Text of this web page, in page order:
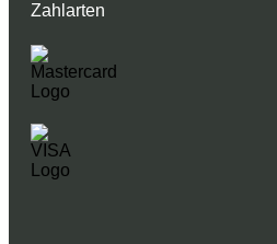
Zahlarten